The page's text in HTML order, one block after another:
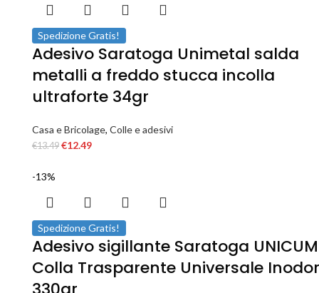
Spedizione Gratis!
Adesivo Saratoga Unimetal salda
metalli a freddo stucca incolla
ultraforte 34gr
Casa e Bricolage, Colle e adesivi
€13.49 €12.49
-13%
Spedizione Gratis!
Adesivo sigillante Saratoga UNICUM
Colla Trasparente Universale